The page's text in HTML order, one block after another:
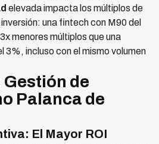
elevada impacta los múltiplos de
una fintech con M90 del
menores múltiplos que una
3%, incluso con el mismo volumen
de
Palanca de
El Mayor ROI